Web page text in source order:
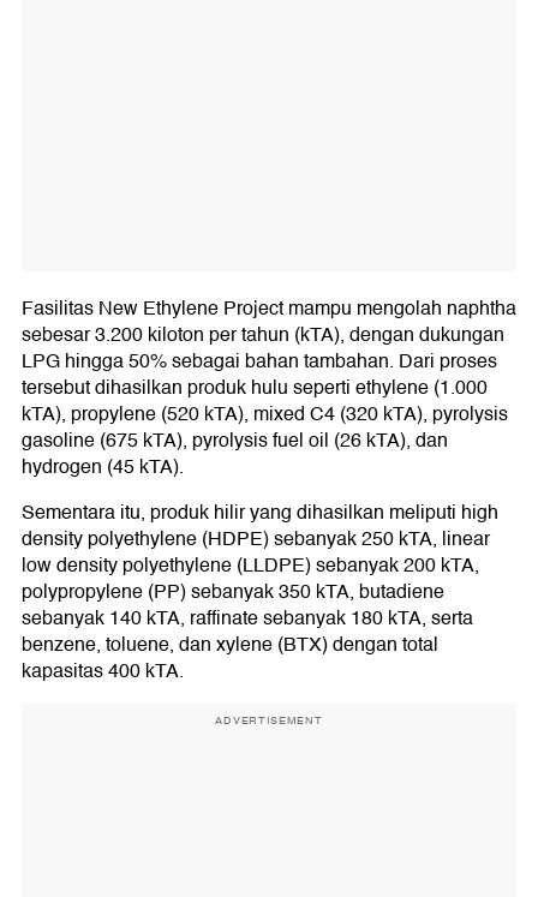
Fasilitas New Ethylene Project mampu mengolah naphtha
sebesar 3.200 kiloton per tahun (kTA), dengan dukungan
LPG hingga 50% sebagai bahan tambahan. Dari proses
tersebut dihasilkan produk hulu seperti ethylene (1.000
kTA), propylene (520 kTA), mixed C4 (320 kTA), pyrolysis
gasoline (675 kTA), pyrolysis fuel oil (26 kTA), dan
hydrogen (45 kTA).
Sementara itu, produk hilir yang dihasilkan meliputi high
density polyethylene (HDPE) sebanyak 250 kTA, linear
low density polyethylene (LLDPE) sebanyak 200 kTA,
polypropylene (PP) sebanyak 350 kTA, butadiene
sebanyak 140 kTA, raffinate sebanyak 180 kTA, serta
benzene, toluene, dan xylene (BTX) dengan total
kapasitas 400 kTA.
ADVERTISEMENT